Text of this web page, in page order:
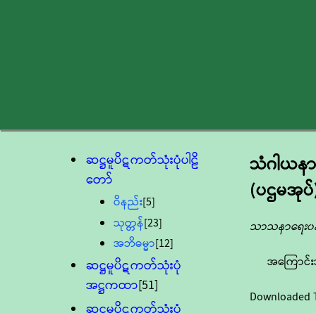
ဆဋ္ဌမူပိဋကတ်သုံးပုံပါဠိ
တော်
ဝိနည်း[5]
သုတ္တန်[23]
အဘိဓမ္မာ[12]
ဆဋ္ဌမူပိဋကတ်သုံးပုံ
အဋ္ဌကထာ[51]
သံဂါယန
(ပဌမအု
သာသနာရေး၀
အကြောင်
Downloaded